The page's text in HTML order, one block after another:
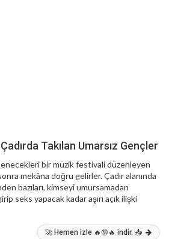
Takılan Umarsız Gençler
bir müzik festivali düzenleyen
mekâna doğru gelirler. Çadır alanında
bazıları, kimseyi umursamadan
seks yapacak kadar aşırı açık ilişki
🚀 Hemen izle 🔥🔞🔥 indir. 📥